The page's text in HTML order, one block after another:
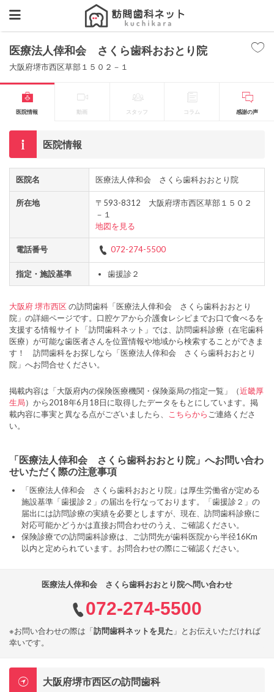
医療法人倖和会 さくら歯科おおとり院
大阪府堺市西区草部１５０２－１
医院情報 動画 スタッフ コラム 感謝の声
医院情報
医院名 医療法人倖和会 さくら歯科おおとり院
所在地
〒593-8312 大阪府堺市西区草部１５０２
－１
地図を見る
電話番号 072-274-5500
指定・施設基準 歯援診２
大阪府堺市西区の訪問歯科「医療法人倖和会 さくら歯科おおとり
院」の詳細ページです。口腔ケアから介護食レシピまでお口で食べるを
支援する情報サイト「訪問歯科ネット」では、訪問歯科診療（在宅歯科
医療）が可能な歯医者さんを位置情報や地域から検索することができま
す！ 訪問歯科をお探しなら「医療法人倖和会 さくら歯科おおとり
院」へお問合せください。
掲載内容は「大阪府内の保険医療機関・保険薬局の指定一覧」（近畿厚
生局）から2018年6月18日に取得したデータをもとにしています。掲
載内容に事実と異なる点がございましたら、
こちらから ご連絡くださ
い。
「医療法人倖和会 さくら歯科おおとり院」へお問い合わ
せいただく際の注意事項
「医療法人倖和会 さくら歯科おおとり院」は厚生労働省が定める
施設基準「歯援診２」の届出を行なっております。「歯援診２」の
届出には訪問診療の実績を必要としますが、現在、訪問歯科診療に
対応可能かどうかは直接お問合わせのうえ、ご確認ください。
保険診療での訪問歯科診療は、ご訪問先が歯科医院から半径16Km
以内と定められています。お問合わせの際にご確認ください。
医療法人倖和会 さくら歯科おおとり院へ問い合わせ
072-274-5500
※お問い合わせの際は「訪問歯科ネットを見た 」とお伝えいただければ
幸いです。
大阪府堺市西区の訪問歯科